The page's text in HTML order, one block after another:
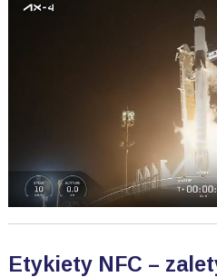
Etykiety NFC –